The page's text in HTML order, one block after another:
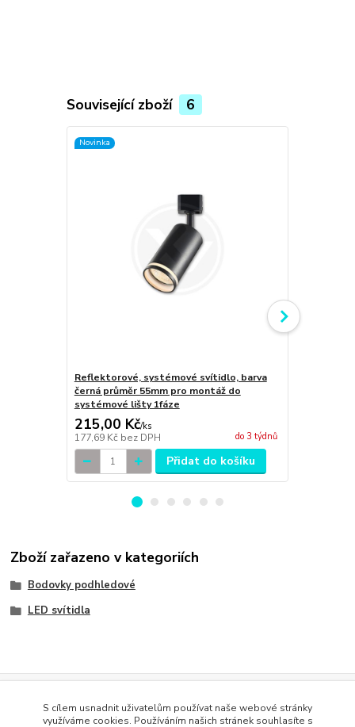
Související zboží 6
Novinka
Reflektorové, systémové svítidlo, barva
černá průměr 55mm pro montáž do
systémové lišty 1fáze
215,00 Kč/ks
177,69 Kč bez DPH do 3 týdnů
Přidat do košíku
Zboží zařazeno v kategoriích
Bodovky podhledové
LED svítidla
Evidence Tržeb
Podle zákona o evidenci tržeb je prodávající povinen vystavit
S cílem usnadnit uživatelům používat naše webové stránky
využíváme cookies. Používáním našich stránek souhlasíte s